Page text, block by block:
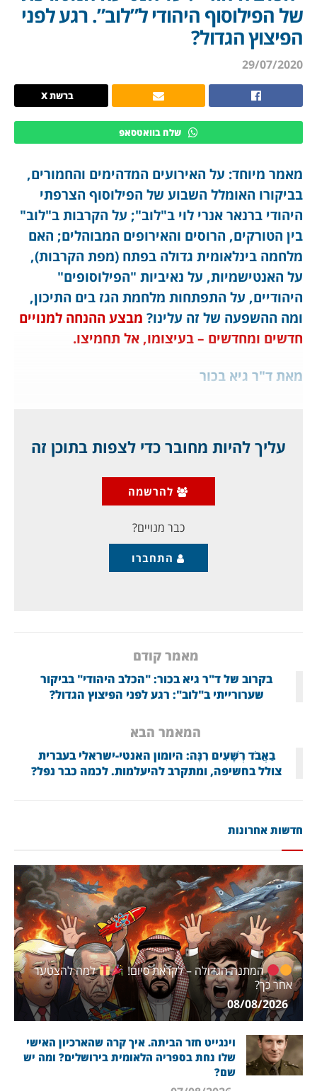
של הפילוסוף היהודי ל”לוב”. רגע לפני
הפיצוץ הגדול?
29/07/2020
ברשת X
שלח בוואטסאפ
מאמר מיוחד: על האירועים המדהימים והחמורים,
בביקורו האומלל השבוע של הפילוסוף הצרפתי
היהודי ברנאר אנרי לוי ב"לוב"; על הקרבות ב"לוב"
בין הטורקים, הרוסים והאירופים המבוהלים; האם
מלחמה בינלאומית גדולה בפתח (מפת הקרבות),
על האנטישמיות, על נאיביות "הפילוסופים"
היהודיים, על התפתחות מלחמת הגז בים התיכון,
ומה ההשפעה של זה עלינו? מבצע ההנחה למנויים
חדשים ומחדשים – בעיצומו, אל תחמיצו.
מאת ד"ר גיא בכור
ההתקלות הצבאית בעיר טרהונה:
בשבת, 25 ביולי, עלה הפילוסוף הצרפתי-יהודי, ברנאר אנרי
עליך להיות מחובר כדי לצפות בתוכן זה
להרשמה
כבר מנויים?
התחברו
מאמר קודם
בקרוב של ד"ר גיא בכור: "הכלב היהודי" בביקור
שערורייתי ב"לוב": רגע לפני הפיצוץ הגדול?
המאמר הבא
בַאֲבֹד רְשָׁעִים רִנָּה: היומון האנטי-ישראלי בעברית
צולל בחשיפה, ומתקרב להיעלמות. לכמה כבר נפל?
חדשות אחרונות
המתנה הגדולה – לקראת סיום!
למה להצטער
אחר כך?
08/08/2026
וינגייט חזר הביתה. איך קרה שהארכיון האישי
שלו נחת בספריה הלאומית בירושלים? ומה יש
שם?